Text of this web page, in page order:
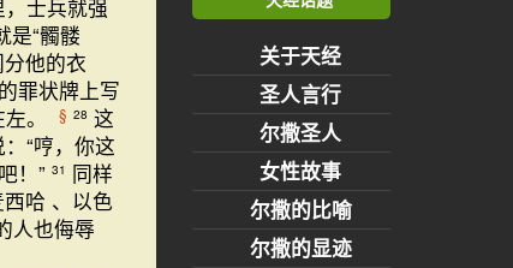
士兵就强
“髑髅
他的衣
罪状牌上写
。 § 28 这
“哼，你这
！” 31 同样
哈 、以色
人也侮辱
关于天经
圣人言行
尔撒圣人
女性故事
尔撒的比喻
尔撒的显迹